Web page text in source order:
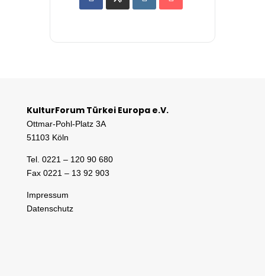
KulturForum Türkei Europa e.V.
Ottmar-Pohl-Platz 3A
51103 Köln
Tel. 0221 – 120 90 680
Fax 0221 – 13 92 903
Impressum
Datenschutz